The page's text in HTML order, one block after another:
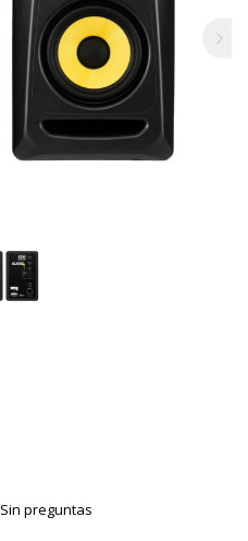
Sin preguntas